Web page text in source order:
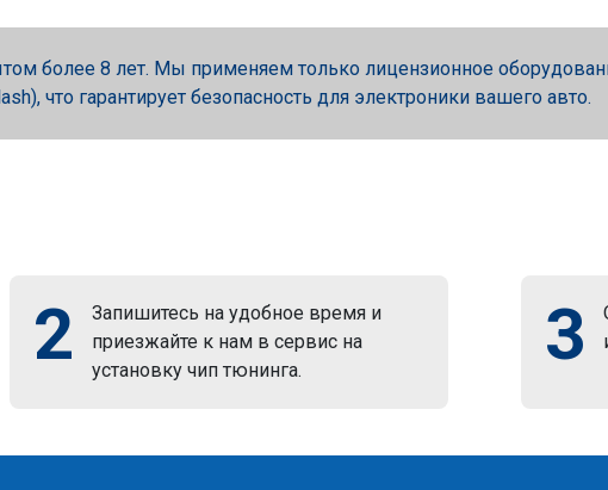
более 8 лет. Мы применяем только лицензионное
что гарантирует безопасность для электроники вашего авто.
2
Запишитесь на удобное время и
приезжайте к нам в сервис на
установку чип тюнинга.
3